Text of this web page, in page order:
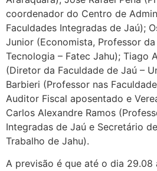
coordenador do Centro de
Faculdades Integradas de Jaú);
Junior (Economista, Professor
Tecnologia – Fatec Jahu); Tiago
(Diretor da Faculdade de Jaú –
Barbieri (Professor nas
Auditor Fiscal aposentado e
Carlos Alexandre Ramos
Integradas de Jaú e Secretário
Trabalho de Jahu).
A previsão é que até o dia 29.08